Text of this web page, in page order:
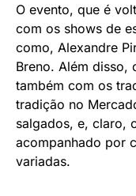
O evento, que é
com os shows de
como, Alexandre
Breno. Além disso,
também com os
tradição no
salgados, e, claro,
acompanhado por
variadas.